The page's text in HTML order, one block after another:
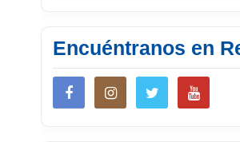
Encuéntranos en